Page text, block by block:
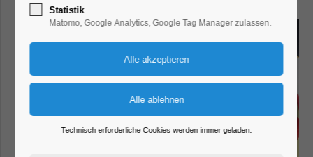
Statistik
Matomo, Google Analytics, Google Tag Manager zulassen.
Technisch erforderliche Cookies werden immer geladen.